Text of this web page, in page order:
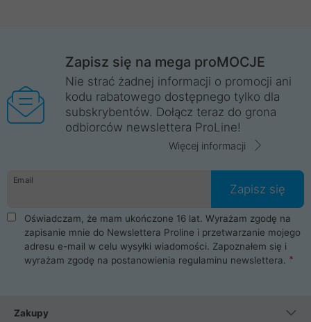
Zapisz się na mega proMOCJE
Nie strać żadnej informacji o promocji ani
kodu rabatowego dostępnego tylko dla
subskrybentów. Dołącz teraz do grona
odbiorców newslettera ProLine!
Więcej informacji
Email
Zapisz się
Oświadczam, że mam ukończone 16 lat. Wyrażam zgodę na
zapisanie mnie do Newslettera Proline i przetwarzanie mojego
adresu e-mail w celu wysyłki wiadomości. Zapoznałem się i
wyrażam zgodę na postanowienia regulaminu newslettera.
Zakupy